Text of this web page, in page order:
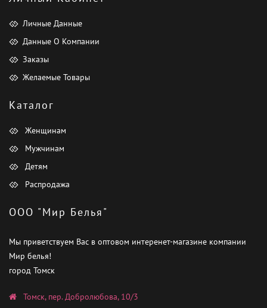
Личные Данные
Данные О Компании
Заказы
Желаемые Товары
Каталог
Женщинам
Мужчинам
Детям
Распродажа
ООО "Мир Белья"
Мы приветствуем Вас в оптовом интеренет-магазине компании
Мир белья!
город Томск
Томск, пер. Добролюбова, 10/3